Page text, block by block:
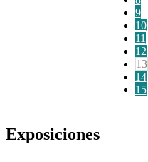
9
10
11
12
13
14
15
Exposiciones